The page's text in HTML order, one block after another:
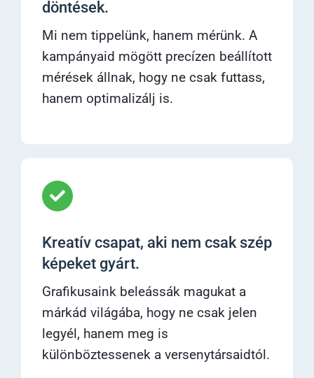
döntések.
Mi nem tippelünk, hanem mérünk. A
kampányaid mögött precízen beállított
mérések állnak, hogy ne csak futtass,
hanem optimalizálj is.
Kreatív csapat, aki nem csak szép
képeket gyárt.
Grafikusaink beleássák magukat a
márkád világába, hogy ne csak jelen
legyél, hanem meg is
különböztessenek a versenytársaidtól.